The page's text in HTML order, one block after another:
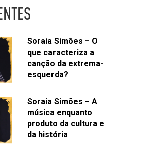
Soraia Simões – O
que caracteriza a
canção da extrema-
esquerda?
Soraia Simões – A
música enquanto
produto da cultura e
da história